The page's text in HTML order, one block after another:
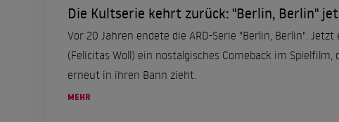
Die Kultserie kehrt zurück: "Berlin, Berlin"
Vor 20 Jahren endete die ARD-Serie "Berlin, Berlin". Jetzt
(Felicitas Woll) ein nostalgisches Comeback im Spielfilm,
erneut in ihren Bann zieht.
MEHR